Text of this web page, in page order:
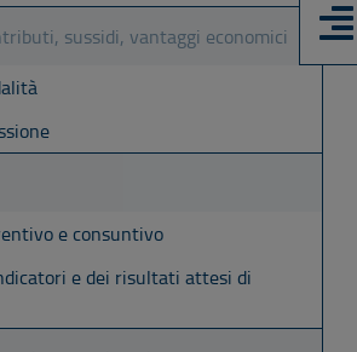
sussidi, vantaggi economici
e consuntivo
e dei risultati attesi di